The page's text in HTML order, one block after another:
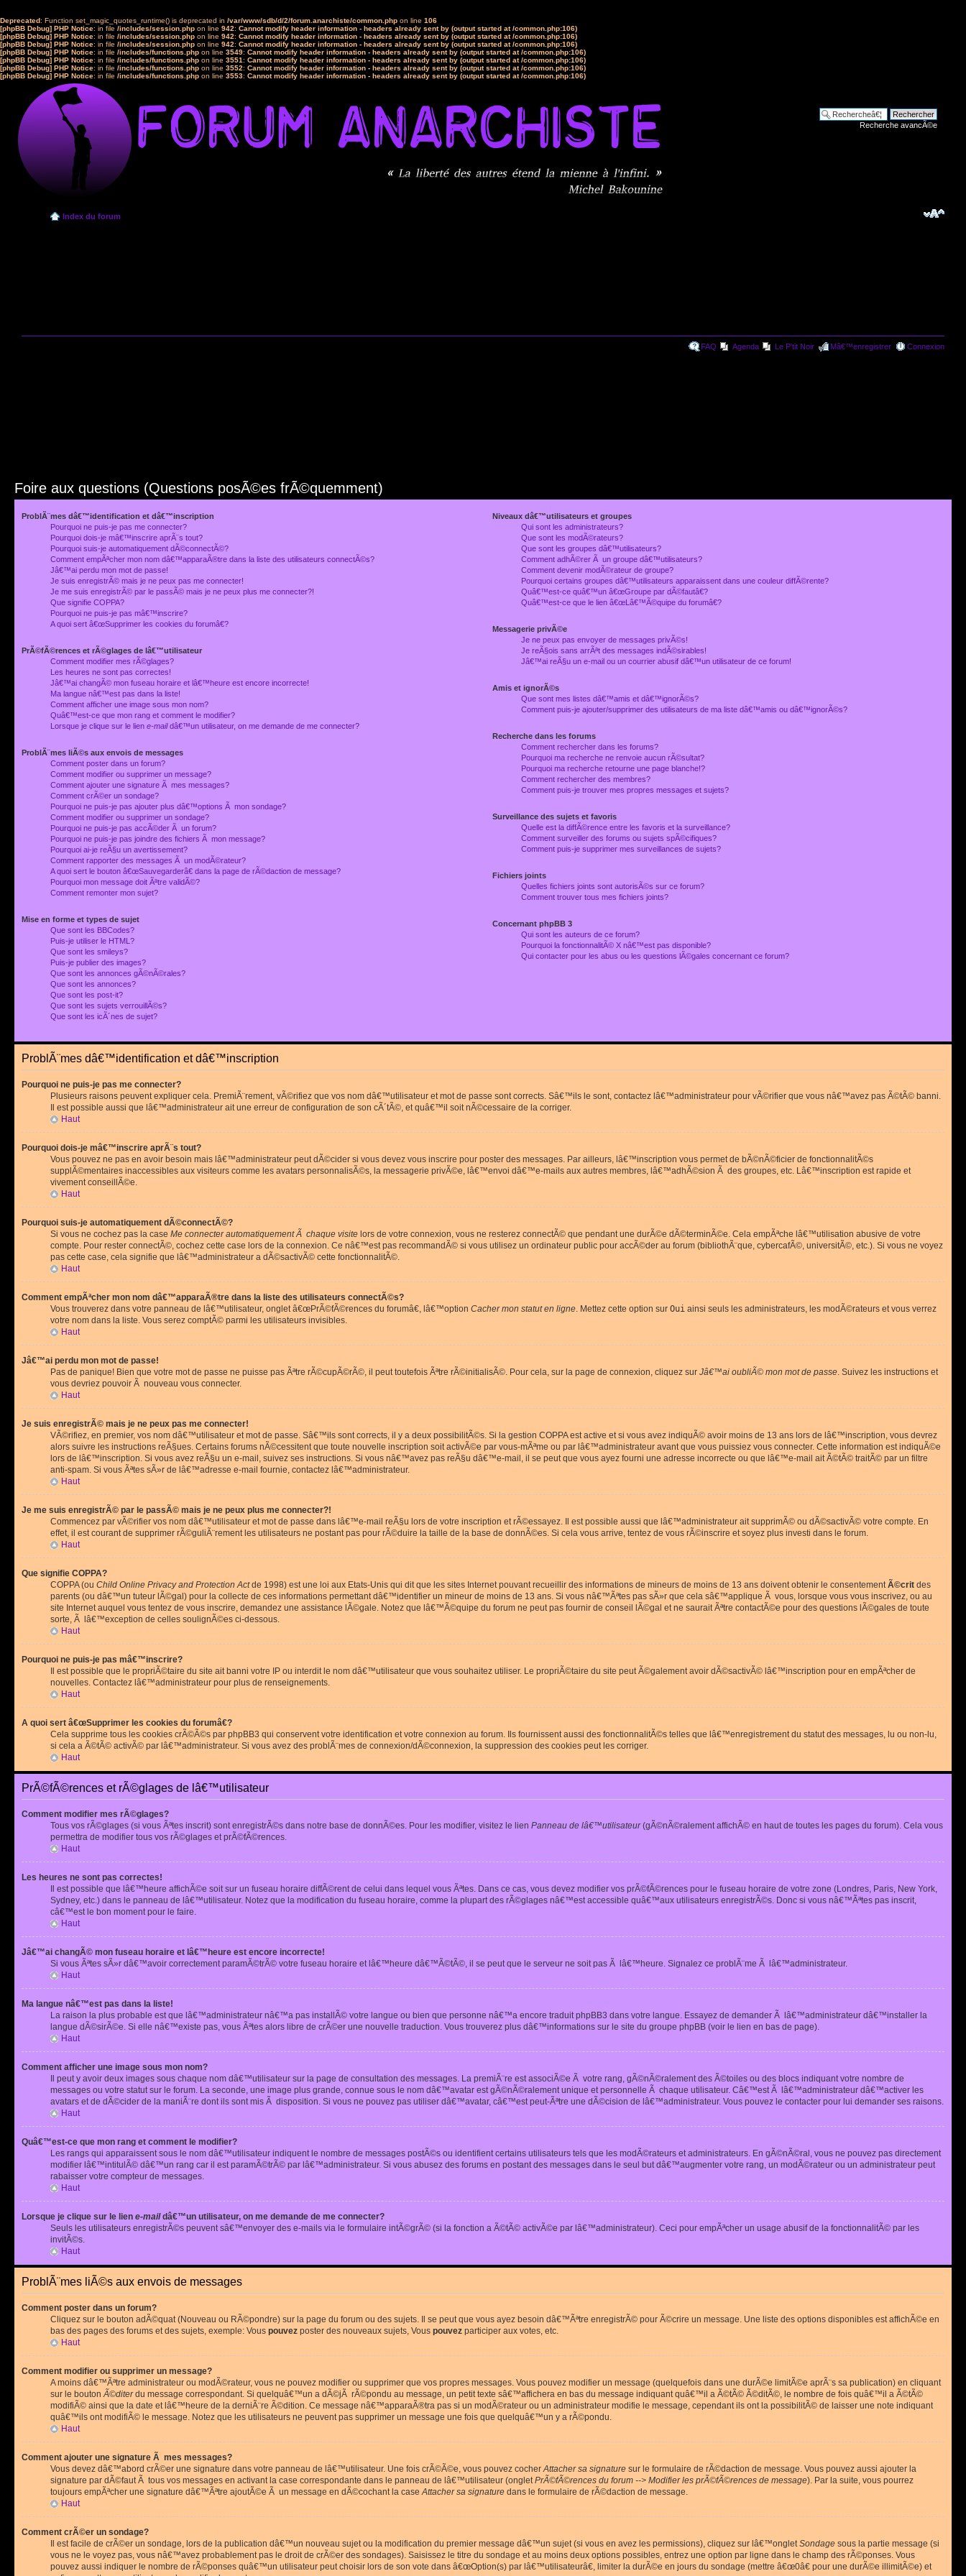
Deprecated: Function set_magic_quotes_runtime() is deprecated in /var/www/sdb/d/2/forum.anarchiste/common.php on line 106
[phpBB Debug] PHP Notice: in file /includes/session.php on line 942: Cannot modify header information - headers already sent by (output started at /common.php:106)
[phpBB Debug] PHP Notice: in file /includes/session.php on line 942: Cannot modify header information - headers already sent by (output started at /common.php:106)
[phpBB Debug] PHP Notice: in file /includes/session.php on line 942: Cannot modify header information - headers already sent by (output started at /common.php:106)
[phpBB Debug] PHP Notice: in file /includes/functions.php on line 3549: Cannot modify header information - headers already sent by (output started at /common.php:106)
[phpBB Debug] PHP Notice: in file /includes/functions.php on line 3551: Cannot modify header information - headers already sent by (output started at /common.php:106)
[phpBB Debug] PHP Notice: in file /includes/functions.php on line 3552: Cannot modify header information - headers already sent by (output started at /common.php:106)
[phpBB Debug] PHP Notice: in file /includes/functions.php on line 3553: Cannot modify header information - headers already sent by (output started at /common.php:106)
Recherche avancÃ©e
Index du forum
FAQ Agenda Le P'tit Noir Mâ€™enregistrer Connexion
Foire aux questions (Questions posÃ©es frÃ©quemment)
ProblÃ¨mes dâ€™identification et dâ€™inscription
Pourquoi ne puis-je pas me connecter?
Pourquoi dois-je mâ€™inscrire aprÃ¨s tout?
Pourquoi suis-je automatiquement dÃ©connectÃ©?
Comment empÃªcher mon nom dâ€™apparaÃ®tre dans la liste des utilisateurs connectÃ©s?
Jâ€™ai perdu mon mot de passe!
Je suis enregistrÃ© mais je ne peux pas me connecter!
Je me suis enregistrÃ© par le passÃ© mais je ne peux plus me connecter?!
Que signifie COPPA?
Pourquoi ne puis-je pas mâ€™inscrire?
A quoi sert â€œSupprimer les cookies du forumâ€?
PrÃ©fÃ©rences et rÃ©glages de lâ€™utilisateur
Comment modifier mes rÃ©glages?
Les heures ne sont pas correctes!
Jâ€™ai changÃ© mon fuseau horaire et lâ€™heure est encore incorrecte!
Ma langue nâ€™est pas dans la liste!
Comment afficher une image sous mon nom?
Quâ€™est-ce que mon rang et comment le modifier?
Lorsque je clique sur le lien e-maildâ€™un utilisateur, on me demande de me connecter?
ProblÃ¨mes liÃ©s aux envois de messages
Comment poster dans un forum?
Comment modifier ou supprimer un message?
Comment ajouter une signature Ã mes messages?
Comment crÃ©er un sondage?
Pourquoi ne puis-je pas ajouter plus dâ€™options Ã mon sondage?
Comment modifier ou supprimer un sondage?
Pourquoi ne puis-je pas accÃ©der Ã un forum?
Pourquoi ne puis-je pas joindre des fichiers Ã mon message?
Pourquoi ai-je reÃ§u un avertissement?
Comment rapporter des messages Ã un modÃ©rateur?
A quoi sert le bouton â€œSauvegarderâ€ dans la page de rÃ©daction de message?
Pourquoi mon message doit Ãªtre validÃ©?
Comment remonter mon sujet?
Mise en forme et types de sujet
Que sont les BBCodes?
Puis-je utiliser le HTML?
Que sont les smileys?
Puis-je publier des images?
Que sont les annonces gÃ©nÃ©rales?
Que sont les annonces?
Que sont les post-it?
Que sont les sujets verrouillÃ©s?
Que sont les icÃ´nes de sujet?
Niveaux dâ€™utilisateurs et groupes
Qui sont les administrateurs?
Que sont les modÃ©rateurs?
Que sont les groupes dâ€™utilisateurs?
Comment adhÃ©rer Ã un groupe dâ€™utilisateurs?
Comment devenir modÃ©rateur de groupe?
Pourquoi certains groupes dâ€™utilisateurs apparaissent dans une couleur diffÃ©rente?
Quâ€™est-ce quâ€™un â€œGroupe par dÃ©fautâ€?
Quâ€™est-ce que le lien â€œLâ€™Ã©quipe du forumâ€?
Messagerie privÃ©e
Je ne peux pas envoyer de messages privÃ©s!
Je reÃ§ois sans arrÃªt des messages indÃ©sirables!
Jâ€™ai reÃ§u un e-mail ou un courrier abusif dâ€™un utilisateur de ce forum!
Amis et ignorÃ©s
Que sont mes listes dâ€™amis et dâ€™ignorÃ©s?
Comment puis-je ajouter/supprimer des utilisateurs de ma liste dâ€™amis ou dâ€™ignorÃ©s?
Recherche dans les forums
Comment rechercher dans les forums?
Pourquoi ma recherche ne renvoie aucun rÃ©sultat?
Pourquoi ma recherche retourne une page blanche!?
Comment rechercher des membres?
Comment puis-je trouver mes propres messages et sujets?
Surveillance des sujets et favoris
Quelle est la diffÃ©rence entre les favoris et la surveillance?
Comment surveiller des forums ou sujets spÃ©cifiques?
Comment puis-je supprimer mes surveillances de sujets?
Fichiers joints
Quelles fichiers joints sont autorisÃ©s sur ce forum?
Comment trouver tous mes fichiers joints?
Concernant phpBB 3
Qui sont les auteurs de ce forum?
Pourquoi la fonctionnalitÃ© X nâ€™est pas disponible?
Qui contacter pour les abus ou les questions lÃ©gales concernant ce forum?
ProblÃ¨mes dâ€™identification et dâ€™inscription
Pourquoi ne puis-je pas me connecter?
Plusieurs raisons peuvent expliquer cela. PremiÃ¨rement, vÃ©rifiez que vos nom dâ€™utilisateur et mot de passe sont corrects. Sâ€™ils le sont, contactez lâ€™administrateur pour vÃ©rifier que vous nâ€™avez pas Ã©tÃ© banni.
Il est possible aussi que lâ€™administrateur ait une erreur de configuration de son cÃ´tÃ©, et quâ€™il soit nÃ©cessaire de la corriger.
Haut
Pourquoi dois-je mâ€™inscrire aprÃ¨s tout?
Vous pouvez ne pas en avoir besoin mais lâ€™administrateur peut dÃ©cider si vous devez vous inscrire pour poster des messages. Par ailleurs, lâ€™inscription vous permet de bÃ©nÃ©ficier de fonctionnalitÃ©s
supplÃ©mentaires inaccessibles aux visiteurs comme les avatars personnalisÃ©s, la messagerie privÃ©e, lâ€™envoi dâ€™e-mails aux autres membres, lâ€™adhÃ©sion Ã des groupes, etc. Lâ€™inscription est rapide et
vivement conseillÃ©e.
Haut
Pourquoi suis-je automatiquement dÃ©connectÃ©?
Si vous ne cochez pas la case Me connecter automatiquement Ã chaque visite lors de votre connexion, vous ne resterez connectÃ© que pendant une durÃ©e dÃ©terminÃ©e. Cela empÃªche lâ€™utilisation abusive de votre
compte. Pour rester connectÃ©, cochez cette case lors de la connexion. Ce nâ€™est pas recommandÃ© si vous utilisez un ordinateur public pour accÃ©der au forum (bibliothÃ¨que, cybercafÃ©, universitÃ©, etc.). Si vous ne voyez
pas cette case, cela signifie que lâ€™administrateur a dÃ©sactivÃ© cette fonctionnalitÃ©.
Haut
Comment empÃªcher mon nom dâ€™apparaÃ®tre dans la liste des utilisateurs connectÃ©s?
Vous trouverez dans votre panneau de lâ€™utilisateur, onglet â€œPrÃ©fÃ©rences du forumâ€, lâ€™option Cacher mon statut en ligne. Mettez cette option sur Oui ainsi seuls les administrateurs, les modÃ©rateurs et vous verrez
votre nom dans la liste. Vous serez comptÃ© parmi les utilisateurs invisibles.
Haut
Jâ€™ai perdu mon mot de passe!
Pas de panique! Bien que votre mot de passe ne puisse pas Ãªtre rÃ©cupÃ©rÃ©, il peut toutefois Ãªtre rÃ©initialisÃ©. Pour cela, sur la page de connexion, cliquez sur Jâ€™ai oubliÃ© mon mot de passe. Suivez les instructions et
vous devriez pouvoir Ã nouveau vous connecter.
Haut
Je suis enregistrÃ© mais je ne peux pas me connecter!
VÃ©rifiez, en premier, vos nom dâ€™utilisateur et mot de passe. Sâ€™ils sont corrects, il y a deux possibilitÃ©s. Si la gestion COPPA est active et si vous avez indiquÃ© avoir moins de 13 ans lors de lâ€™inscription, vous devrez
alors suivre les instructions reÃ§ues. Certains forums nÃ©cessitent que toute nouvelle inscription soit activÃ©e par vous-mÃªme ou par lâ€™administrateur avant que vous puissiez vous connecter. Cette information est indiquÃ©e
lors de lâ€™inscription. Si vous avez reÃ§u un e-mail, suivez ses instructions. Si vous nâ€™avez pas reÃ§u dâ€™e-mail, il se peut que vous ayez fourni une adresse incorrecte ou que lâ€™e-mail ait Ã©tÃ© traitÃ© par un filtre
anti-spam. Si vous Ãªtes sÃ»r de lâ€™adresse e-mail fournie, contactez lâ€™administrateur.
Haut
Je me suis enregistrÃ© par le passÃ© mais je ne peux plus me connecter?!
Commencez par vÃ©rifier vos nom dâ€™utilisateur et mot de passe dans lâ€™e-mail reÃ§u lors de votre inscription et rÃ©essayez. Il est possible aussi que lâ€™administrateur ait supprimÃ© ou dÃ©sactivÃ© votre compte. En
effet, il est courant de supprimer rÃ©guliÃ¨rement les utilisateurs ne postant pas pour rÃ©duire la taille de la base de donnÃ©es. Si cela vous arrive, tentez de vous rÃ©inscrire et soyez plus investi dans le forum.
Haut
Que signifie COPPA?
COPPA (ou Child Online Privacy and Protection Actde 1998) est une loi aux Etats-Unis qui dit que les sites Internet pouvant recueillir des informations de mineurs de moins de 13 ans doivent obtenir le consentementÃ©crit des
parents (ou dâ€™un tuteur lÃ©gal) pour la collecte de ces informations permettant dâ€™identifier un mineur de moins de 13 ans. Si vous nâ€™Ãªtes pas sÃ»r que cela sâ€™applique Ã vous, lorsque vous vous inscrivez, ou au
site Internet auquel vous tentez de vous inscrire, demandez une assistance lÃ©gale. Notez que lâ€™Ã©quipe du forum ne peut pas fournir de conseil lÃ©gal et ne saurait Ãªtre contactÃ©e pour des questions lÃ©gales de toute
sorte, Ã lâ€™exception de celles soulignÃ©es ci-dessous.
Haut
Pourquoi ne puis-je pas mâ€™inscrire?
Il est possible que le propriÃ©taire du site ait banni votre IP ou interdit le nom dâ€™utilisateur que vous souhaitez utiliser. Le propriÃ©taire du site peut Ã©galement avoir dÃ©sactivÃ© lâ€™inscription pour en empÃªcher de
nouvelles. Contactez lâ€™administrateur pour plus de renseignements.
Haut
A quoi sert â€œSupprimer les cookies du forumâ€?
Cela supprime tous les cookies crÃ©Ã©s par phpBB3 qui conservent votre identification et votre connexion au forum. Ils fournissent aussi des fonctionnalitÃ©s telles que lâ€™enregistrement du statut des messages, lu ou non-lu,
si cela a Ã©tÃ© activÃ© par lâ€™administrateur. Si vous avez des problÃ¨mes de connexion/dÃ©connexion, la suppression des cookies peut les corriger.
Haut
PrÃ©fÃ©rences et rÃ©glages de lâ€™utilisateur
Comment modifier mes rÃ©glages?
Tous vos rÃ©glages (si vous Ãªtes inscrit) sont enregistrÃ©s dans notre base de donnÃ©es. Pour les modifier, visitez le lien Panneau de lâ€™utilisateur(gÃ©nÃ©ralement affichÃ© en haut de toutes les pages du forum). Cela vous
permettra de modifier tous vos rÃ©glages et prÃ©fÃ©rences.
Haut
Les heures ne sont pas correctes!
Il est possible que lâ€™heure affichÃ©e soit sur un fuseau horaire diffÃ©rent de celui dans lequel vous Ãªtes. Dans ce cas, vous devez modifier vos prÃ©fÃ©rences pour le fuseau horaire de votre zone (Londres, Paris, New York,
Sydney, etc.) dans le panneau de lâ€™utilisateur. Notez que la modification du fuseau horaire, comme la plupart des rÃ©glages nâ€™est accessible quâ€™aux utilisateurs enregistrÃ©s. Donc si vous nâ€™Ãªtes pas inscrit,
câ€™est le bon moment pour le faire.
Haut
Jâ€™ai changÃ© mon fuseau horaire et lâ€™heure est encore incorrecte!
Si vous Ãªtes sÃ»r dâ€™avoir correctement paramÃ©trÃ© votre fuseau horaire et lâ€™heure dâ€™Ã©tÃ©, il se peut que le serveur ne soit pas Ã lâ€™heure. Signalez ce problÃ¨me Ã lâ€™administrateur.
Haut
Ma langue nâ€™est pas dans la liste!
La raison la plus probable est que lâ€™administrateur nâ€™a pas installÃ© votre langue ou bien que personne nâ€™a encore traduit phpBB3 dans votre langue. Essayez de demander Ã lâ€™administrateur dâ€™installer la
langue dÃ©sirÃ©e. Si elle nâ€™existe pas, vous Ãªtes alors libre de crÃ©er une nouvelle traduction. Vous trouverez plus dâ€™informations sur le site du groupe phpBB (voir le lien en bas de page).
Haut
Comment afficher une image sous mon nom?
Il peut y avoir deux images sous chaque nom dâ€™utilisateur sur la page de consultation des messages. La premiÃ¨re est associÃ©e Ã votre rang, gÃ©nÃ©ralement des Ã©toiles ou des blocs indiquant votre nombre de
messages ou votre statut sur le forum. La seconde, une image plus grande, connue sous le nom dâ€™avatar est gÃ©nÃ©ralement unique et personnelle Ã chaque utilisateur. Câ€™est Ã lâ€™administrateur dâ€™activer les
avatars et de dÃ©cider de la maniÃ¨re dont ils sont mis Ã disposition. Si vous ne pouvez pas utiliser dâ€™avatar, câ€™est peut-Ãªtre une dÃ©cision de lâ€™administrateur. Vous pouvez le contacter pour lui demander ses raisons.
Haut
Quâ€™est-ce que mon rang et comment le modifier?
Les rangs qui apparaissent sous le nom dâ€™utilisateur indiquent le nombre de messages postÃ©s ou identifient certains utilisateurs tels que les modÃ©rateurs et administrateurs. En gÃ©nÃ©ral, vous ne pouvez pas directement
modifier lâ€™intitulÃ© dâ€™un rang car il est paramÃ©trÃ© par lâ€™administrateur. Si vous abusez des forums en postant des messages dans le seul but dâ€™augmenter votre rang, un modÃ©rateur ou un administrateur peut
rabaisser votre compteur de messages.
Haut
Lorsque je clique sur le lien e-maildâ€™un utilisateur, on me demande de me connecter?
Seuls les utilisateurs enregistrÃ©s peuvent sâ€™envoyer des e-mails via le formulaire intÃ©grÃ© (si la fonction a Ã©tÃ© activÃ©e par lâ€™administrateur). Ceci pour empÃªcher un usage abusif de la fonctionnalitÃ© par les
invitÃ©s.
Haut
ProblÃ¨mes liÃ©s aux envois de messages
Comment poster dans un forum?
Cliquez sur le bouton adÃ©quat (Nouveau ou RÃ©pondre) sur la page du forum ou des sujets. Il se peut que vous ayez besoin dâ€™Ãªtre enregistrÃ© pour Ã©crire un message. Une liste des options disponibles est affichÃ©e en
bas des pages des forums et des sujets, exemple: Vous pouvez poster des nouveaux sujets, Vous pouvez participer aux votes, etc.
Haut
Comment modifier ou supprimer un message?
A moins dâ€™Ãªtre administrateur ou modÃ©rateur, vous ne pouvez modifier ou supprimer que vos propres messages. Vous pouvez modifier un message (quelquefois dans une durÃ©e limitÃ©e aprÃ¨s sa publication) en cliquant
sur le boutonÃ©diterdu message correspondant. Si quelquâ€™un a dÃ©jÃ rÃ©pondu au message, un petit texte sâ€™affichera en bas du message indiquant quâ€™il a Ã©tÃ© Ã©ditÃ©, le nombre de fois quâ€™il a Ã©tÃ©
modifiÃ© ainsi que la date et lâ€™heure de la derniÃ¨re Ã©dition. Ce message nâ€™apparaÃ®tra pas si un modÃ©rateur ou un administrateur modifie le message, cependant ils ont la possibilitÃ© de laisser une note indiquant
quâ€™ils ont modifiÃ© le message. Notez que les utilisateurs ne peuvent pas supprimer un message une fois que quelquâ€™un y a rÃ©pondu.
Haut
Comment ajouter une signature Ã mes messages?
Vous devez dâ€™abord crÃ©er une signature dans votre panneau de lâ€™utilisateur. Une fois crÃ©Ã©e, vous pouvez cocherAttacher sa signature sur le formulaire de rÃ©daction de message. Vous pouvez aussi ajouter la
signature par dÃ©faut Ã tous vos messages en activant la case correspondante dans le panneau de lâ€™utilisateur (ongletPrÃ©fÃ©rences du forum --> Modifier les prÃ©fÃ©rences de message). Par la suite, vous pourrez
toujours empÃªcher une signature dâ€™Ãªtre ajoutÃ©e Ã un message en dÃ©cochant la caseAttacher sa signature dans le formulaire de rÃ©daction de message.
Haut
Comment crÃ©er un sondage?
Il est facile de crÃ©er un sondage, lors de la publication dâ€™un nouveau sujet ou la modification du premier message dâ€™un sujet (si vous en avez les permissions), cliquez sur lâ€™ongletSondage sous la partie message (si
vous ne le voyez pas, vous nâ€™avez probablement pas le droit de crÃ©er des sondages). Saisissez le titre du sondage et au moins deux options possibles, entrez une option par ligne dans le champ des rÃ©ponses. Vous
pouvez aussi indiquer le nombre de rÃ©ponses quâ€™un utilisateur peut choisir lors de son vote dans â€œOption(s) par lâ€™utilisateurâ€, limiter la durÃ©e en jours du sondage (mettre â€œ0â€ pour une durÃ©e illimitÃ©e) et